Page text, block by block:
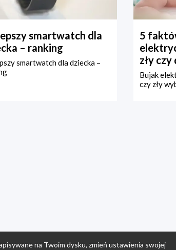
smartwatch dla
– ranking
smartwatch dla dziecka –
5
zły
Bujak
czy zły
na Twoim dysku, zmień ustawienia swojej